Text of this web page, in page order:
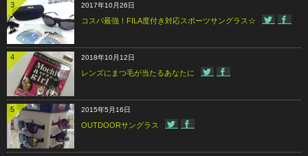
3 2017年10月26日
コスパ最強！FILA度付き対応スポーツサングラス☆
4 2018年10月12日
レンズにまつ毛が当たるあなたに
5 2015年5月16日
OUTDOORサングラス